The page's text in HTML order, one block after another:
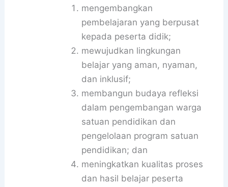
mengembangkan
pembelajaran yang berpusat
kepada peserta didik;
mewujudkan lingkungan
belajar yang aman, nyaman,
dan inklusif;
membangun budaya refleksi
dalam pengembangan warga
satuan pendidikan dan
pengelolaan program satuan
pendidikan; dan
meningkatkan kualitas proses
dan hasil belajar peserta